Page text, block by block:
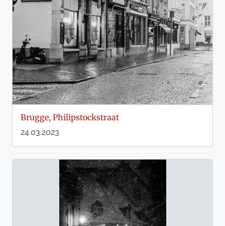
Brugge, Philipstockstraat
24.03.2023